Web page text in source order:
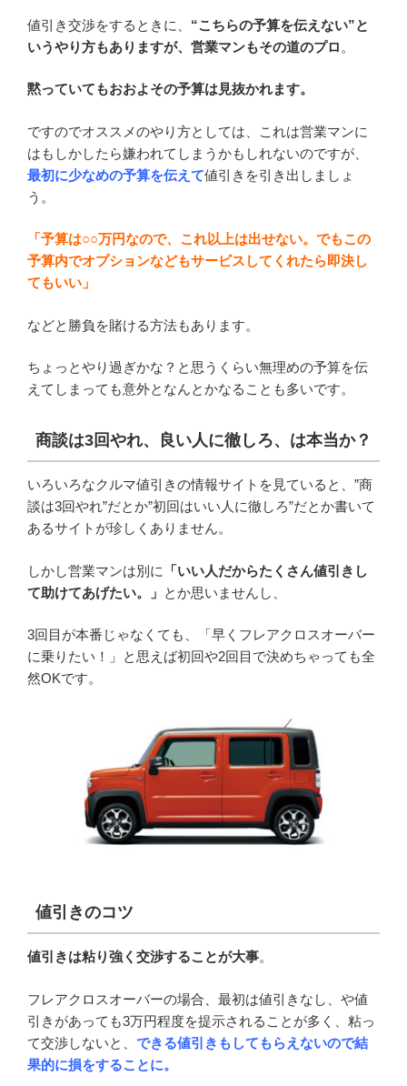
値引き交渉をするときに、 “こちらの予算を伝えない”と
いうやり方もありますが、営業マンもその道のプロ 。
黙っていてもおおよその予算は見抜かれます。
ですのでオススメのやり方としては、これは営業マンに
はもしかしたら嫌われてしまうかもしれないのですが、
最初に少なめの予算を伝えて値引きを引き出しましょ
う。
「予算は○○万円なので、これ以上は出せない。でもこの
予算内でオプションなどもサービスしてくれたら即決し
てもいい」
などと勝負を賭ける方法もあります。
ちょっとやり過ぎかな？と思うくらい無理めの予算を伝
えてしまっても意外となんとかなることも多いです。
商談は3回やれ、良い人に徹しろ、は本当か？
いろいろなクルマ値引きの情報サイトを見ていると、”商
談は3回やれ”だとか”初回はいい人に徹しろ”だとか書いて
あるサイトが珍しくありません。
しかし営業マンは別に
「いい人だからたくさん値引きし
て助けてあげたい。」 とか思いませんし、
3回目が本番じゃなくても、「早くフレアクロスオーバー
に乗りたい！」と思えば初回や2回目で決めちゃっても全
然OKです。
値引きのコツ
値引きは粘り強く交渉することが大事。
フレアクロスオーバーの場合、最初は値引きなし、や値
引きがあっても3万円程度を提示されることが多く、粘っ
て交渉しないと、 できる値引きもしてもらえないので結
果的に損をすることに。